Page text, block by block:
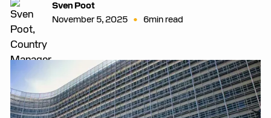
Sven Poot
November 5, 2025 • 6min read